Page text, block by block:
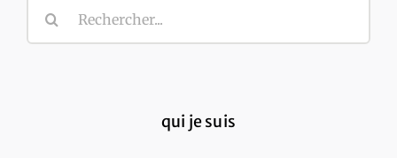
Rechercher:
qui je suis